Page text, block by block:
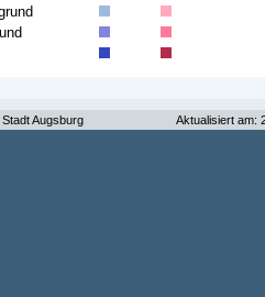
Augsburg Aktualisiert am: